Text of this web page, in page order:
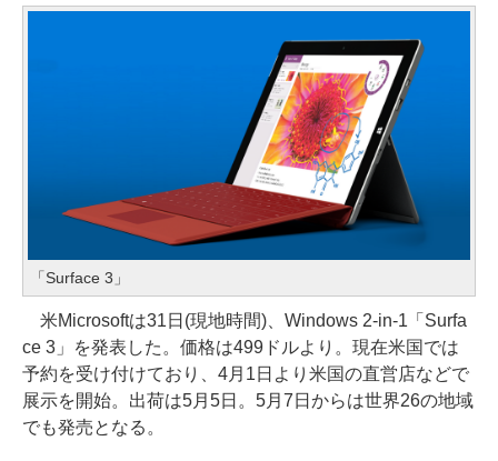
「Surface 3」
米Microsoftは31日(現地時間)、Windows 2-in-1「Surfa
ce 3」を発表した。価格は499ドルより。現在米国では
予約を受け付けており、4月1日より米国の直営店などで
展示を開始。出荷は5月5日。5月7日からは世界26の地域
でも発売となる。